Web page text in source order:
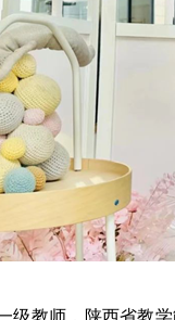
级教师，陕西省教